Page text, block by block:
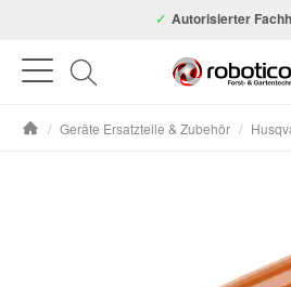
Autorisierter
/ Geräte Ersatzteile & Zubehör /